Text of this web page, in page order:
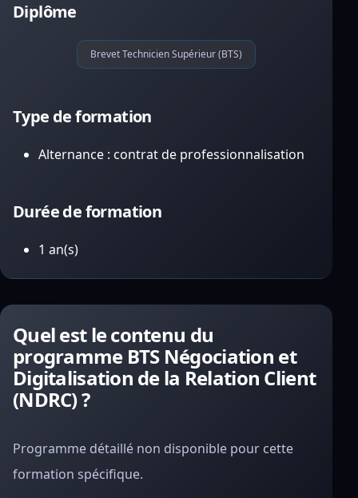
Diplôme
Brevet Technicien Supérieur (BTS)
Type de formation
Alternance : contrat de professionnalisation
Durée de formation
1 an(s)
Quel est le contenu du
programme BTS Négociation et
Digitalisation de la Relation Client
(NDRC) ?
Programme détaillé non disponible pour cette
formation spécifique.